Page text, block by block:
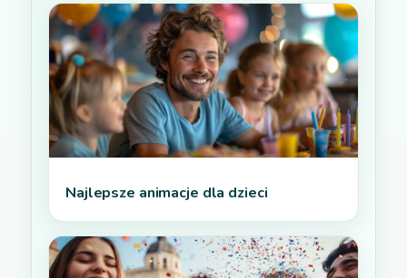
Najlepsze animacje dla dzieci